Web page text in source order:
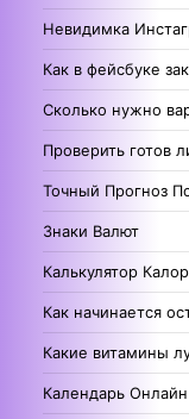
Невидимка
Как в фейсбуке
Сколько нужно
Проверить готов
Точный Прогноз
Знаки Валют
Калькулятор
Как начинается
Какие витамины
Календарь Онлайн